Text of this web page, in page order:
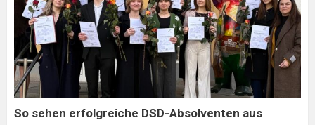
sehen
erfolgreiche
DSD-
Absolventen
aus
So sehen erfolgreiche DSD-Absolventen aus